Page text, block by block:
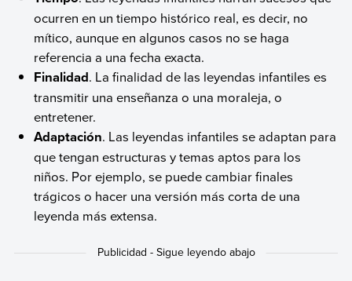
ocurren en un tiempo histórico real, es decir, no
mítico, aunque en algunos casos no se haga
referencia a una fecha exacta.
Finalidad. La finalidad de las leyendas infantiles es
transmitir una enseñanza o una moraleja, o
entretener.
Adaptación. Las leyendas infantiles se adaptan para
que tengan estructuras y temas aptos para los
niños. Por ejemplo, se puede cambiar finales
trágicos o hacer una versión más corta de una
leyenda más extensa.